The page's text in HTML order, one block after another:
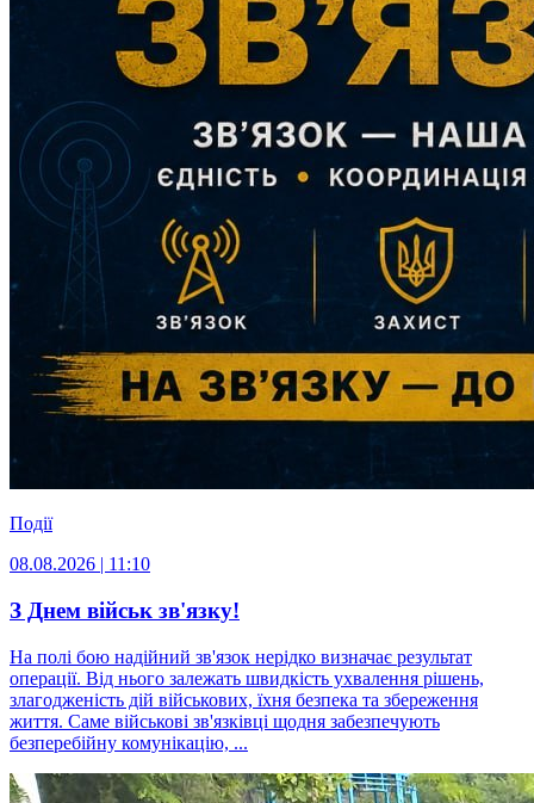
Події
08.08.2026 | 11:10
З Днем військ зв'язку!
На полі бою надійний зв'язок нерідко визначає результат
операції. Від нього залежать швидкість ухвалення рішень,
злагодженість дій військових, їхня безпека та збереження
життя. Саме військові зв'язківці щодня забезпечують
безперебійну комунікацію, ...